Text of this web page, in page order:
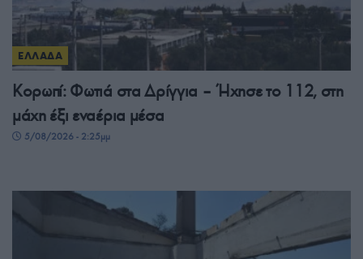
ΕΛΛΑΔΑ
Κορωπί: Φωτιά στα Δρίγγια – Ήχησε το 112, στη
μάχη έξι εναέρια μέσα
5/08/2026 - 2:25μμ